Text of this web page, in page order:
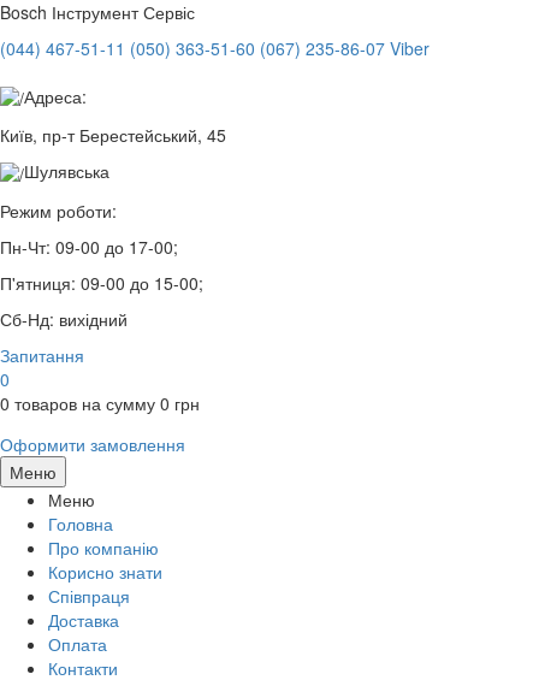
Bosch Інструмент Сервіс
(044) 467-51-11 (050) 363-51-60 (067) 235-86-07 Viber
Адреса:
Київ, пр-т Берестейський, 45
Шулявська
Режим роботи:
Пн-Чт: 09-00 до 17-00;
П'ятниця: 09-00 до 15-00;
Сб-Нд: вихідний
Запитання
0
0 товаров на сумму 0 грн
Оформити замовлення
Меню
Меню
Головна
Про компанію
Корисно знати
Співпраця
Доставка
Оплата
Контакти